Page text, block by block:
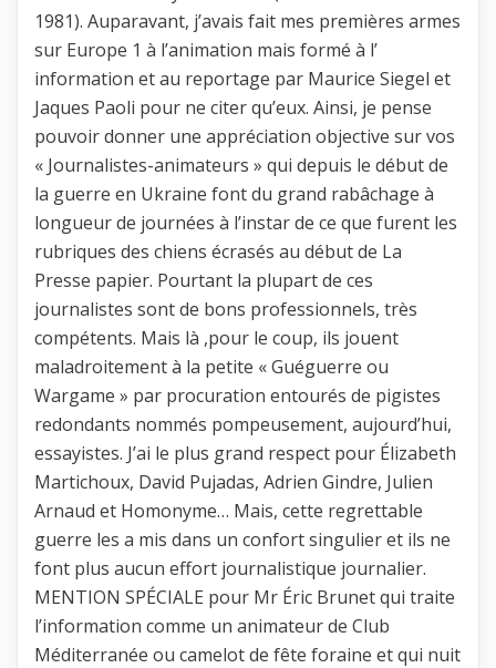
1981). Auparavant, j’avais fait mes premières armes
sur Europe 1 à l’animation mais formé à l’
information et au reportage par Maurice Siegel et
Jaques Paoli pour ne citer qu’eux. Ainsi, je pense
pouvoir donner une appréciation objective sur vos
« Journalistes-animateurs » qui depuis le début de
la guerre en Ukraine font du grand rabâchage à
longueur de journées à l’instar de ce que furent les
rubriques des chiens écrasés au début de La
Presse papier. Pourtant la plupart de ces
journalistes sont de bons professionnels, très
compétents. Mais là ,pour le coup, ils jouent
maladroitement à la petite « Guéguerre ou
Wargame » par procuration entourés de pigistes
redondants nommés pompeusement, aujourd’hui,
essayistes. J’ai le plus grand respect pour Élizabeth
Martichoux, David Pujadas, Adrien Gindre, Julien
Arnaud et Homonyme… Mais, cette regrettable
guerre les a mis dans un confort singulier et ils ne
font plus aucun effort journalistique journalier.
MENTION SPÉCIALE pour Mr Éric Brunet qui traite
l’information comme un animateur de Club
Méditerranée ou camelot de fête foraine et qui nuit